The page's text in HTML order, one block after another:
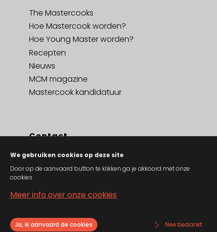
The Mastercooks
Hoe Mastercook worden?
Hoe Young Master worden?
Recepten
Nieuws
MCM magazine
Mastercook kandidatuur
Contact
Contact
Privacy policy en cookies
Algemene verkoopsvoorwaarden
We gebruiken cookies op deze site
Door op de aanvaard button te klikken ga je akkoord met onze
cookies
Meer info over onze cookies
Ja, ik aanvaard de cookies Nee bedankt